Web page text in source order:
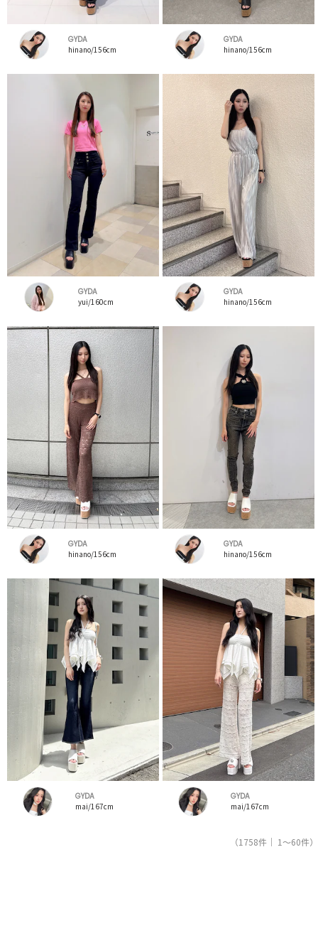
GYDA
hinano/156cm
GYDA
hinano/156cm
GYDA
yui/160cm
GYDA
hinano/156cm
GYDA
hinano/156cm
GYDA
hinano/156cm
GYDA
mai/167cm
GYDA
mai/167cm
（1758件｜ 1～60件）